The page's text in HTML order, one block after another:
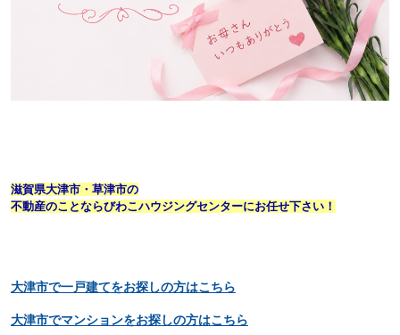
滋賀県大津市・草津市の
不動産のことならびわこハウジングセンターにお任せ下さい！
大津市で一戸建てをお探しの方はこちら
大津市でマンションをお探しの方はこちら